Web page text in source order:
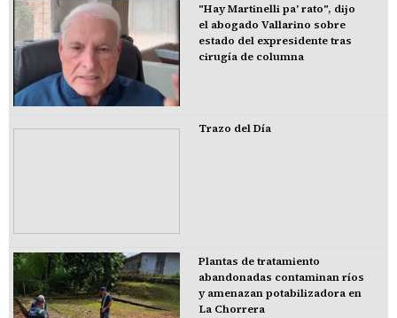
"Hay Martinelli pa' rato", dijo
el abogado Vallarino sobre
estado del expresidente tras
cirugía de columna
Trazo del Día
Plantas de tratamiento
abandonadas contaminan ríos
y amenazan potabilizadora en
La Chorrera